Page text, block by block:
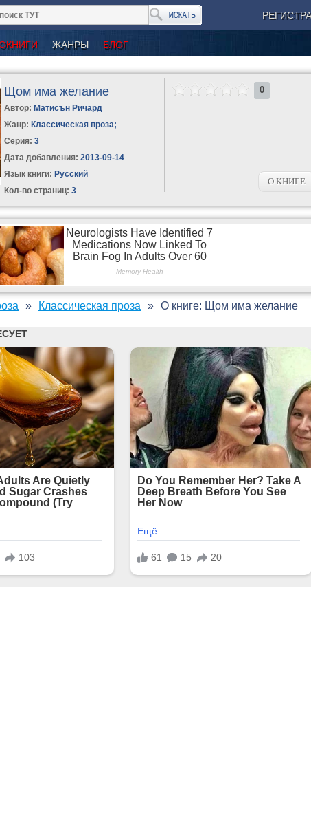
ЖАНРЫ БЛОГ
Щом има желание
Автор: Матисън Ричард
Жанр: Классическая проза;
Серия:3
Дата добавления: 2013-09-14
Язык книги: Русский
Кол-во страниц: 3
0
О КНИГЕ
Классическая проза О книге: Щом има желание